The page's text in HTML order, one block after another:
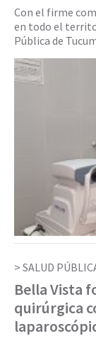
Con el firme
en todo el
Pública de
SALUD
Bella Vista
quirúrgica